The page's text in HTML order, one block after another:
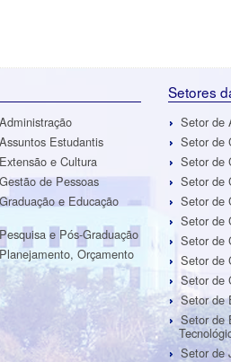
Estudantis
e Cultura
de Pessoas
e Educação
e Pós-Graduação
Orçamento
Setores
Setor de
Setor de
Setor de
Setor de
Setor de
Setor de
Setor de
Setor de
Setor de
Setor de
Setor de
Setor de